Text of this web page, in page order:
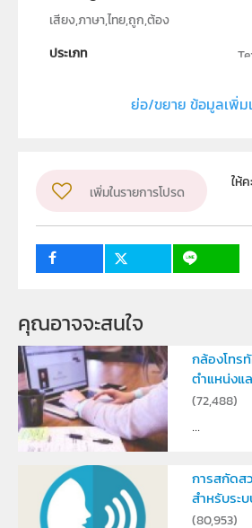
เสียง,ภาษา,ไทย,ถูก,ต้อง
ประเภท
สถาบันส่งเสริมการสอนวิทยาศาสตร์และเ
กลุ่มเป้าหมาย
ครู, นักเรียน, บุคคลทั่วไป
ย่อ/ขยาย ข้อมูลเพิ่ม
เพิ่มในรายการโปรด
ให้
คุณอาจจะสนใจ
กล้องโทร
ตำแหน่งแ
(72,488)
...
การสกัดส
สำหรับระบ
(80,953)